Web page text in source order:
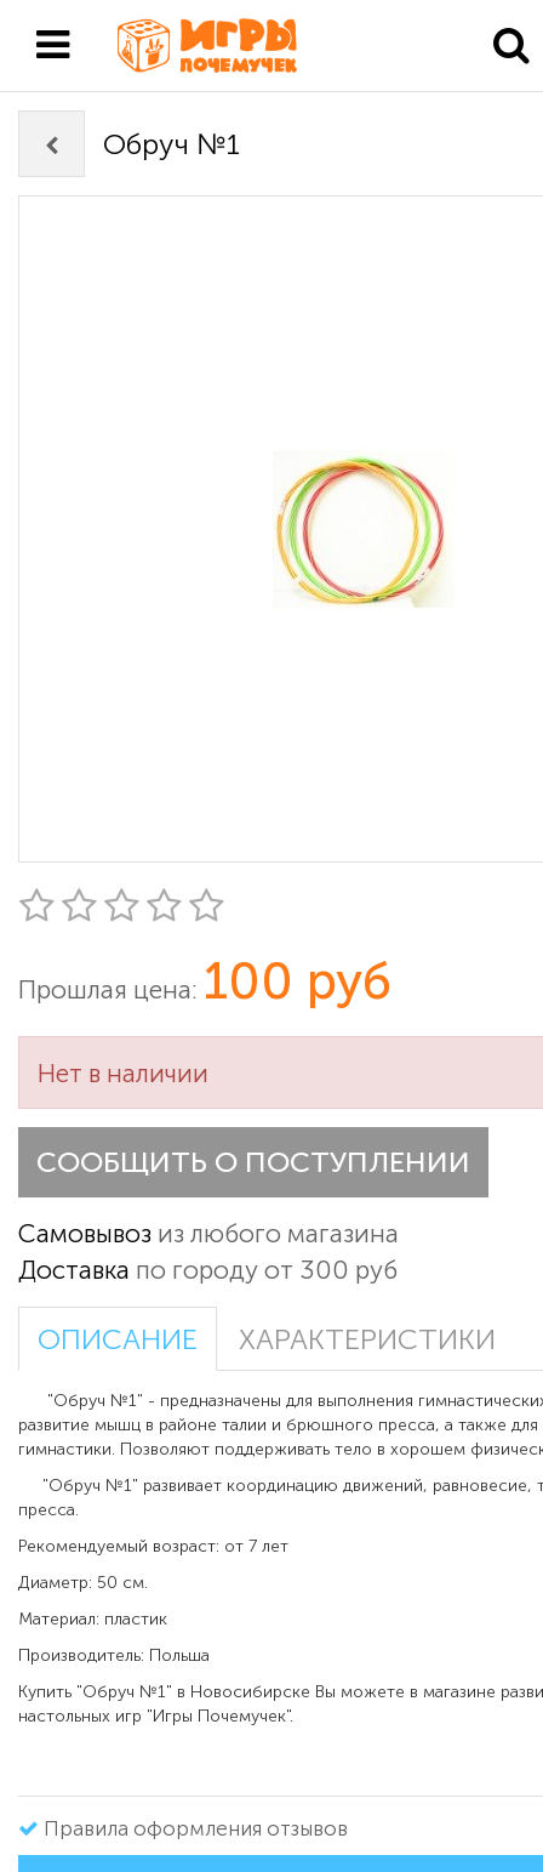
Обруч №1
Прошлая цена: 100 руб
Нет в наличии
СООБЩИТЬ О ПОСТУПЛЕНИИ
Самовывоз из любого магазина
Доставка по городу от 300 руб
ОПИСАНИЕ ХАРАКТЕРИСТИКИ
"Обруч №1" - предназначены для выполнения
развитие мышц в районе талии и брюшного пресса, а также
гимнастики. Позволяют поддерживать тело в хорошем
"Обруч №1" развивает координацию движений, равновесие,
пресса.
Рекомендуемый возраст: от 7 лет
Диаметр: 50 см.
Материал: пластик
Производитель: Польша
Купить "Обруч №1" в Новосибирске Вы можете в магазине
настольных игр "Игры Почемучек".
Правила оформления отзывов